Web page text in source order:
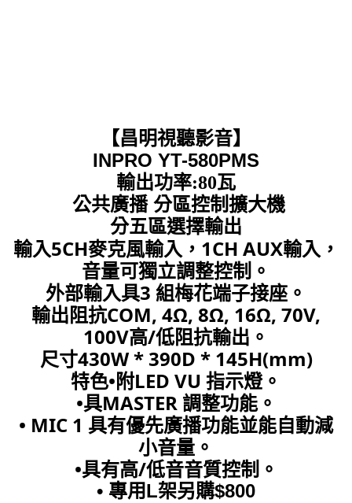
【昌明視聽影音】
INPRO YT-580PMS
輸出功率:80瓦
公共廣播 分區控制擴大機
分五區選擇輸出
輸入5CH麥克風輸入，1CH AUX輸入，
音量可獨立調整控制。
外部輸入具3 組梅花端子接座。
輸出阻抗COM, 4Ω, 8Ω, 16Ω, 70V,
100V高/低阻抗輸出。
尺寸430W * 390D * 145H(mm)
特色•附LED VU 指示燈。
•具MASTER 調整功能。
• MIC 1 具有優先廣播功能並能自動減
小音量。
•具有高/低音音質控制。
• 專用L架另購$800